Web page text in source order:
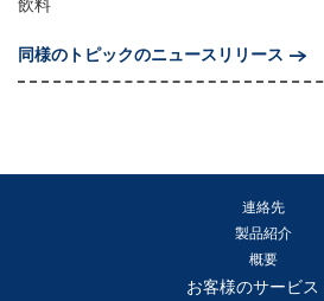
飲料
同様のトピックのニュースリリース
連絡先
製品紹介
概要
お客様のサービス